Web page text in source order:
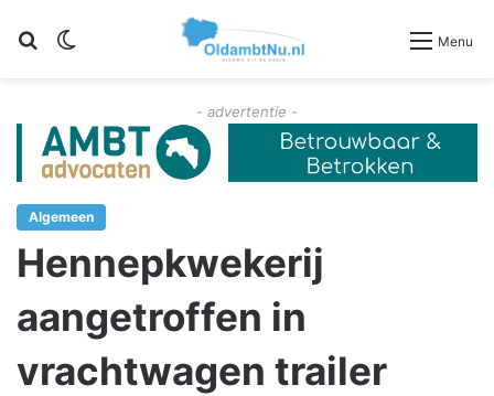
Zoeken Menu
- advertentie -
Algemeen
Hennepkwekerij
aangetroffen in
vrachtwagen trailer